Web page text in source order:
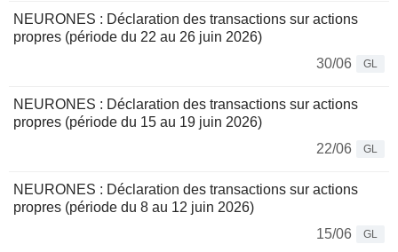
NEURONES : Déclaration des transactions sur actions
propres (période du 22 au 26 juin 2026)
30/06
GL
NEURONES : Déclaration des transactions sur actions
propres (période du 15 au 19 juin 2026)
22/06
GL
NEURONES : Déclaration des transactions sur actions
propres (période du 8 au 12 juin 2026)
15/06
GL